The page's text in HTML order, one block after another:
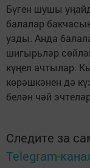
Бүген шушы
балалар
узды. Анда
шигырьләр
күңел ачтылар.
көрәшкәнен дә
белән чәй
Следите за
Telegram-